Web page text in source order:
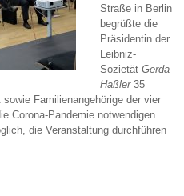
Straße in Berlin
begrüßte die
Präsidentin der
Leibniz-
SozietätGerda
Haßler35
Familienangehörige der vier
Corona-Pandemie notwendigen
die Veranstaltung durchführen